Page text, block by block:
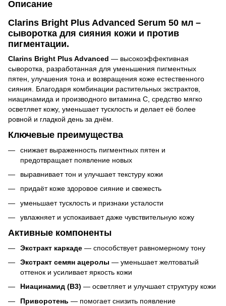
Описание
Clarins Bright Plus Advanced Serum 50 мл –
cыворотка для сияния кожи и против
пигментации.
Clarins Bright Plus Advanced — высокоэффективная
сыворотка, разработанная для уменьшения пигментных
пятен, улучшения тона и возвращения коже естественного
сияния. Благодаря комбинации растительных экстрактов,
ниацинамида и производного витамина C, средство мягко
осветляет кожу, уменьшает тусклость и делает её более
ровной и гладкой день за днём.
Ключевые преимущества
снижает выраженность пигментных пятен и
предотвращает появление новых
выравнивает тон и улучшает текстуру кожи
придаёт коже здоровое сияние и свежесть
уменьшает тусклость и признаки усталости
увлажняет и успокаивает даже чувствительную кожу
Активные компоненты
Экстракт каркаде — способствует равномерному тону
Экстракт семян ацеролы — уменьшает желтоватый
оттенок и усиливает яркость кожи
Ниацинамид (B3) — осветляет и улучшает структуру кожи
Приворотень — помогает снизить появление